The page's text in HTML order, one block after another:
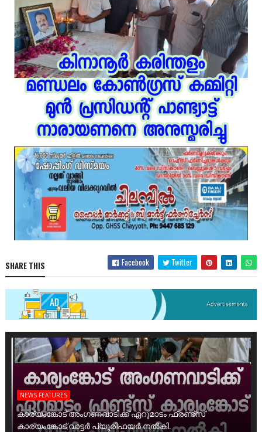
SHARE THIS Facebook Twitter
NEWS FEATURES
കാര്യംങ്കോട് അംഗണവാടിക്ക് ഏറുമാടം ഫ്രണ്ട്സ്
കാര്യംങ്കോട് വാട്ടർ പ്യൂരിഫയർ നൽകി.